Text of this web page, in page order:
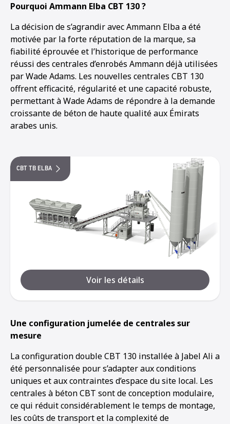
Pourquoi Ammann Elba CBT 130 ?
La décision de s’agrandir avec Ammann Elba a été
motivée par la forte réputation de la marque, sa
fiabilité éprouvée et l’historique de performance
réussi des centrales d’enrobés Ammann déjà utilisées
par Wade Adams. Les nouvelles centrales CBT 130
offrent efficacité, régularité et une capacité robuste,
permettant à Wade Adams de répondre à la demande
croissante de béton de haute qualité aux Émirats
arabes unis.
CBT TB ELBA
Voir les détails
Une configuration jumelée de centrales sur
mesure
La configuration double CBT 130 installée à Jabel Ali a
été personnalisée pour s’adapter aux conditions
uniques et aux contraintes d’espace du site local. Les
centrales à béton CBT sont de conception modulaire,
ce qui réduit considérablement le temps de montage,
les coûts de transport et la complexité de